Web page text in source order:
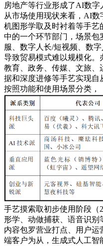
房地产等行业形成了AI数字
从市场使用现状来看，AI
机图形学取及时衬着等手
中的一个环节部门，场景包
服、数字人长/短视频、数
导致贸易模式难以规模化。
教育、政务、传媒、文旅、
据和深度进修等手艺实现自
按照功能和使用场景分类，
手艺摸索取初步使用阶段（
形学、动做捕获、语音识
内容包罗营业打点、用户
端客户为从，生成式人工智